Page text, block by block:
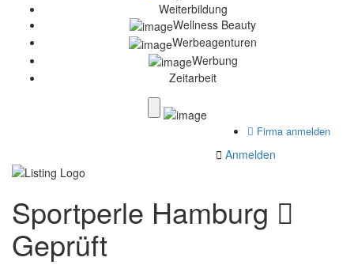
Weiterbildung
Wellness Beauty
Werbeagenturen
Werbung
Zeitarbeit
Firma anmelden
Anmelden
Sportperle Hamburg
Geprüft